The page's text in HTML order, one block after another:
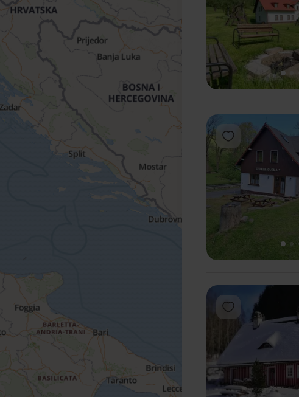
12
1 2
Add to
Add to favorites